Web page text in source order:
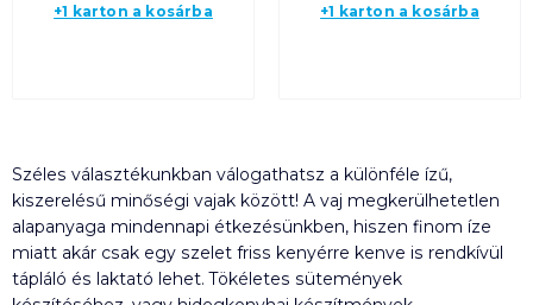
+1 karton a kosárba +1 karton a kosárba
Széles választékunkban válogathatsz a különféle ízű,
kiszerelésű minőségi vajak között! A vaj megkerülhetetlen
alapanyaga mindennapi étkezésünkben, hiszen finom íze
miatt akár csak egy szelet friss kenyérre kenve is rendkívül
tápláló és laktató lehet. Tökéletes sütemények